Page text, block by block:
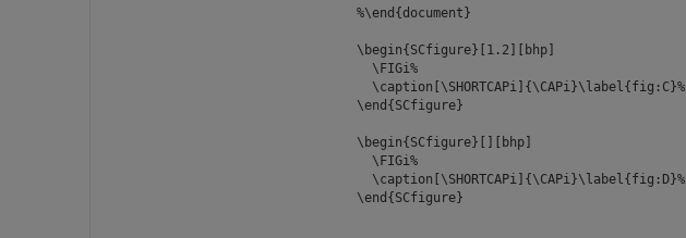
%\end{document}
\begin{SCfigure}[1.2][bhp]
\FIGi%
\caption[\SHORTCAPi]{\CAPi}\label{fig:C}%
\end{SCfigure}
\begin{SCfigure}[][bhp]
\FIGi%
\caption[\SHORTCAPi]{\CAPi}\label{fig:D}%
\end{SCfigure}